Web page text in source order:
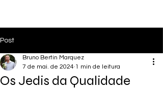
Post
Os Jedis da Qualidade
Bruno Bertin Marquez
7 de mai. de 2024 1 min de leitura